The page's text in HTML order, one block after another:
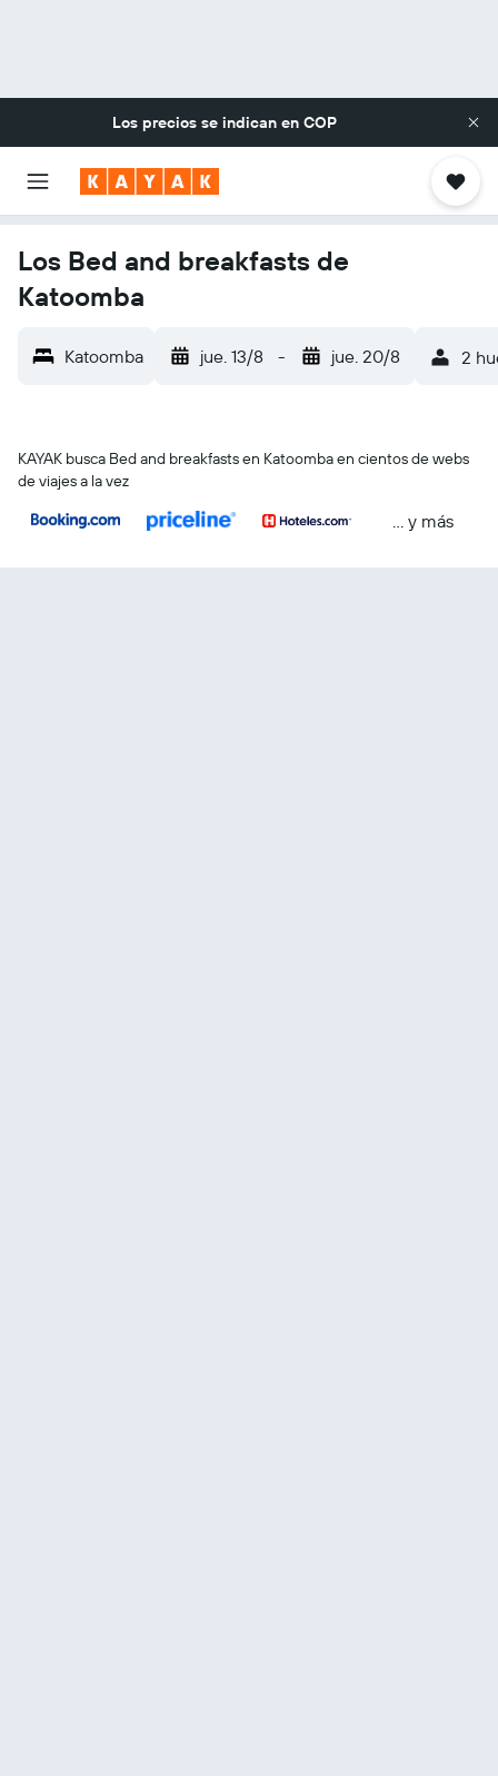
Los precios se indican en COP
Los Bed and breakfasts de
Katoomba
Katoomba jue. 13/8 - jue. 20/8 2
KAYAK busca Bed and breakfasts en Katoomba en cientos de webs
de viajes a la vez
… y más